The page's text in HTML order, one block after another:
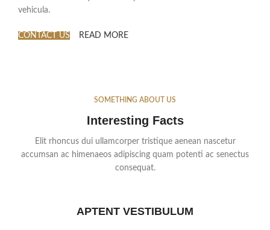
vehicula.
CONTACT US READ MORE
SOMETHING ABOUT US
Interesting Facts
Elit rhoncus dui ullamcorper tristique aenean nascetur
accumsan ac himenaeos adipiscing quam potenti ac senectus
consequat.
APTENT VESTIBULUM